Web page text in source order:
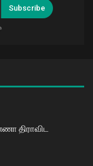
Subscribe
திராவிட